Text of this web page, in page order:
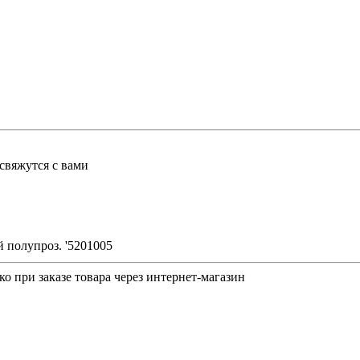
с вами
полупроз. '5201005
заказе товара через интернет-магазин